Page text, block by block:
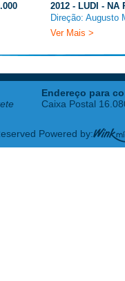
2012 - LUDI - NA
Direção: Augusto
Ver Mais >
Endereço para
Caixa Postal
Powered by: